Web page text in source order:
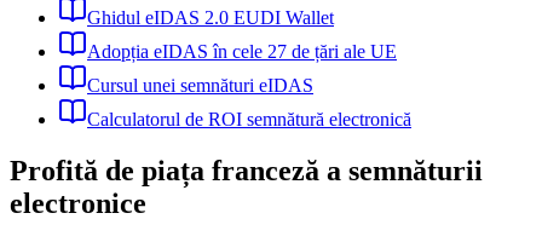
Ghidul eIDAS 2.0 EUDI Wallet
Adopția eIDAS în cele 27 de țări ale UE
Cursul unei semnături eIDAS
Calculatorul de ROI semnătură electronică
Profită de piața franceză a semnăturii
electronice